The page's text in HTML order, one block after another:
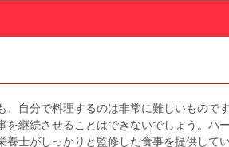
自分で料理するのは非常に難しいもので
継続させることはできないでしょう。ハ
士がしっかりと監修した食事を提供してい